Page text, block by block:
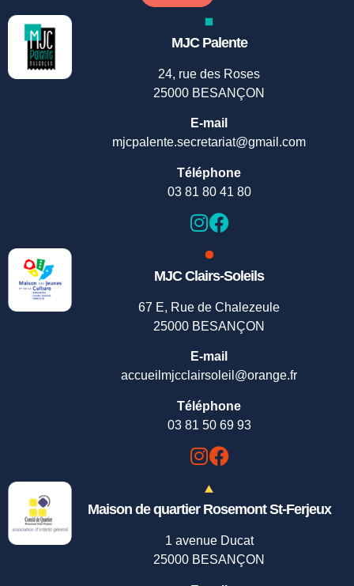
MJC Palente
24, rue des Roses
25000 BESANÇON
E-mail
mjcpalente.secretariat@gmail.com
Téléphone
03 81 80 41 80
MJC Clairs-Soleils
67 E, Rue de Chalezeule
25000 BESANÇON
E-mail
accueilmjcclairsoleil@orange.fr
Téléphone
03 81 50 69 93
Maison de quartier Rosemont St-Ferjeux
1 avenue Ducat
25000 BESANÇON